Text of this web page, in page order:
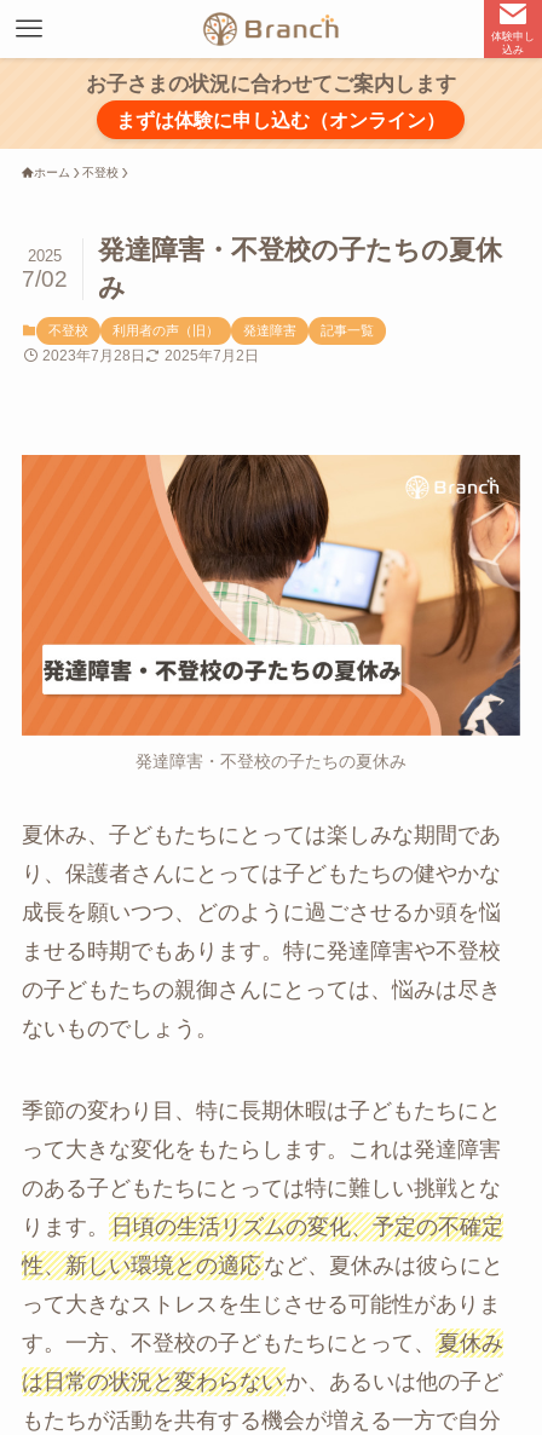
体験申し
込み
お子さまの状況に合わせてご案内します
まずは体験に申し込む（オンライン）
ホーム 不登校
発達障害・不登校の子たちの夏休
み
2025
7/02
不登校 利用者の声（旧） 発達障害 記事一覧
2023年7月28日 2025年7月2日
発達障害・不登校の子たちの夏休み
夏休み、子どもたちにとっては楽しみな期間であ
り、保護者さんにとっては子どもたちの健やかな
成長を願いつつ、どのように過ごさせるか頭を悩
ませる時期でもあります。特に発達障害や不登校
の子どもたちの親御さんにとっては、悩みは尽き
ないものでしょう。
季節の変わり目、特に長期休暇は子どもたちにと
って大きな変化をもたらします。これは発達障害
のある子どもたちにとっては特に難しい挑戦とな
ります。 日頃の生活リズムの変化、予定の不確定
性、新しい環境との適応など、夏休みは彼らにと
って大きなストレスを生じさせる可能性がありま
す。一方、不登校の子どもたちにとって、 夏休み
は日常の状況と変わらないか、あるいは他の子ど
もたちが活動を共有する機会が増える一方で自分